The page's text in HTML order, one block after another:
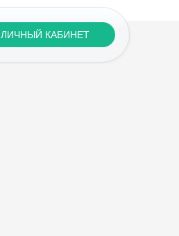
ЛИЧНЫЙ КАБИНЕТ